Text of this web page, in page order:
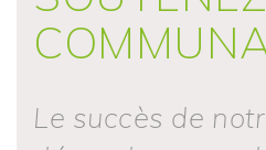
Le succès de